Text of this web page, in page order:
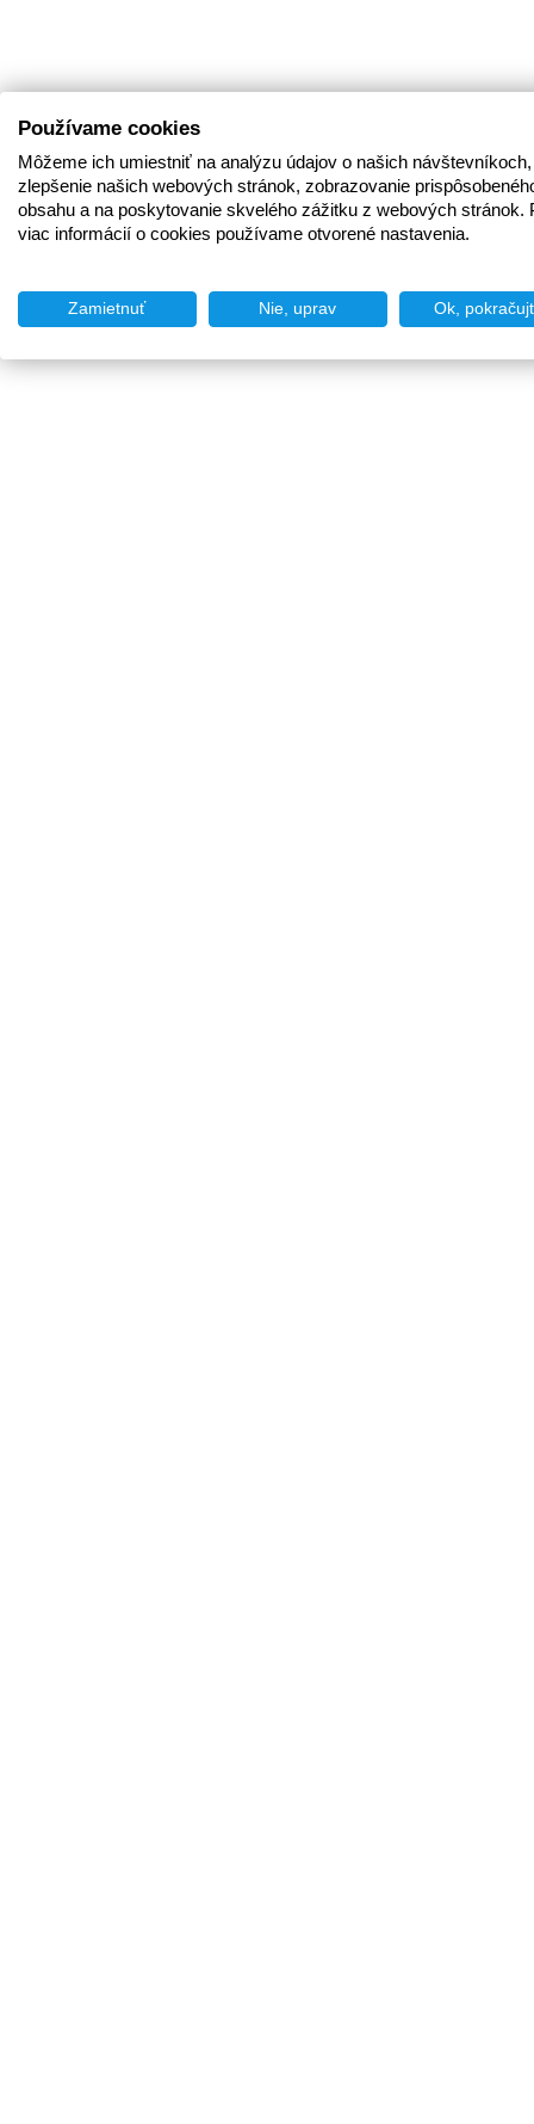
Používame cookies
Môžeme ich umiestniť na analýzu údajov o našich
zlepšenie našich webových stránok, zobrazovanie
obsahu a na poskytovanie skvelého zážitku z webových stránok.
viac informácií o cookies používame otvorené nastavenia.
Zamietnuť Nie, uprav Ok,